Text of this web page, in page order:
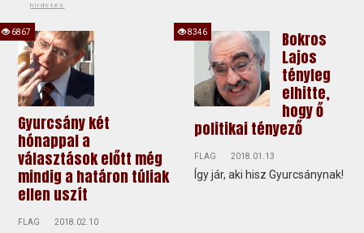
hirdetés
Gyurcsány két
hónappal a
választások előtt még
mindig a határon túliak
ellen uszít
FLAG 2018.02.10
6867
Bokros
Lajos
tényleg
elhitte,
hogy ő
politikai tényező
FLAG 2018.01.13
Így jár, aki hisz Gyurcsánynak!
8346